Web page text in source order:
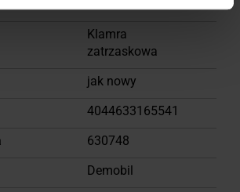
Klamra
zatrzaskowa
jak nowy
4044633165541
630748
Demobil